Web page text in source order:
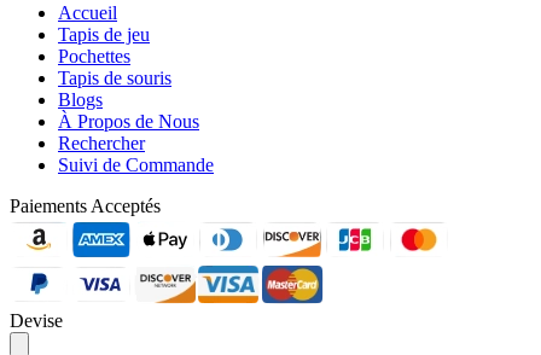
Accueil
Tapis de jeu
Pochettes
Tapis de souris
Blogs
À Propos de Nous
Rechercher
Suivi de Commande
Paiements Acceptés
Devise